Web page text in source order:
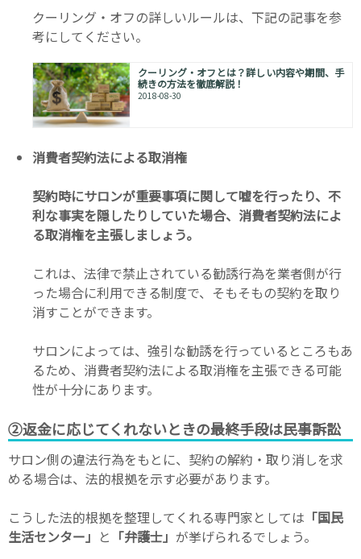
クーリング・オフの詳しいルールは、下記の記事を参
考にしてください。
クーリング・オフとは？詳しい内容や期間、手
続きの方法を徹底解説！
2018-08-30
消費者契約法による取消権
契約時にサロンが重要事項に関して嘘を行ったり、不
利な事実を隠したりしていた場合、消費者契約法によ
る取消権を主張しましょう。
これは、法律で禁止されている勧誘行為を業者側が行
った場合に利用できる制度で、そもそもの契約を取り
消すことができます。
サロンによっては、強引な勧誘を行っているところもあ
るため、消費者契約法による取消権を主張できる可能
性が十分にあります。
②返金に応じてくれないときの最終手段は民事訴訟
サロン側の違法行為をもとに、契約の解約・取り消しを求
める場合は、法的根拠を示す必要があります。
こうした法的根拠を整理してくれる専門家としては 「国民
生活センター」 と 「弁護士」 が挙げられるでしょう。